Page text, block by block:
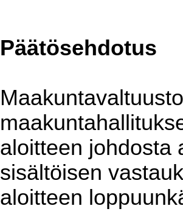
Päätösehdotus
aloitteen johdosta
sisältöisen
aloitteen